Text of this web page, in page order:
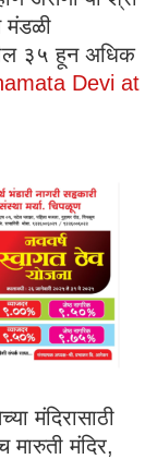
मंडळी
३५ हून अधिक
Devi at
मंदिरासाठी
मारुती मंदिर,